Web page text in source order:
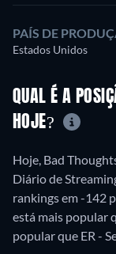
PAÍS DE
Estados Unidos
QUAL É A
HOJE?
Hoje, Bad
Diário de
rankings em -142
está mais popular
popular que ER -